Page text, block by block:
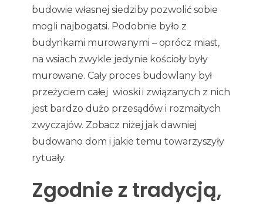
budowie własnej siedziby pozwolić sobie
mogli najbogatsi. Podobnie było z
budynkami murowanymi – oprócz miast,
na wsiach zwykle jedynie kościoły były
murowane. Cały proces budowlany był
przeżyciem całej wioski i związanych z nich
jest bardzo dużo przesądów i rozmaitych
zwyczajów. Zobacz niżej jak dawniej
budowano dom i jakie temu towarzyszyły
rytuały.
Zgodnie z tradycją,